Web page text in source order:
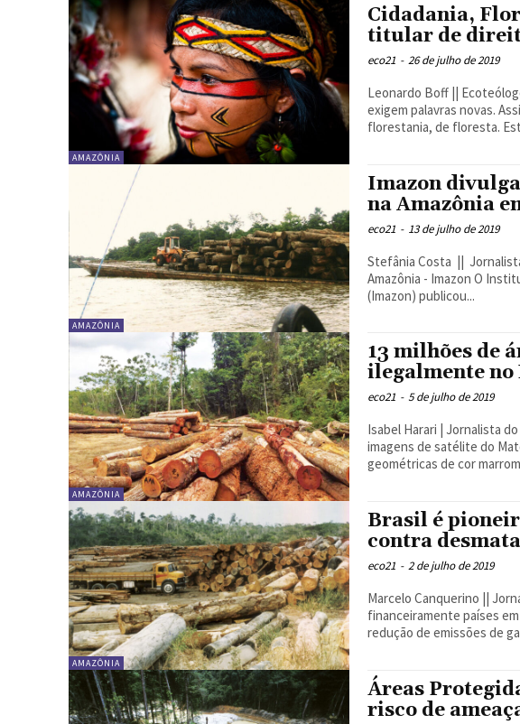
AMAZÔNIA
Cidadania,
titular de
eco21 - 26 de julho de 2019
Leonardo Boff || Ecoteólogo,
exigem palavras novas.
florestania, de floresta.
AMAZÔNIA
Imazon
na Amazônia
eco21 - 13 de julho de 2019
Stefânia Costa ||
Amazônia - Imazon O Instituto do Homem e Meio Ambiente da Amazônia
(Imazon) publicou...
AMAZÔNIA
13 milhões de
ilegalmente no
eco21 - 5 de julho de 2019
Isabel Harari | Jornalista do ISA 4
imagens de satélite do
geométricas de cor
AMAZÔNIA
Brasil é
contra
eco21 - 2 de julho de 2019
Marcelo Canquerino || Jornalista da
financeiramente países
redução de emissões de
Áreas
risco de